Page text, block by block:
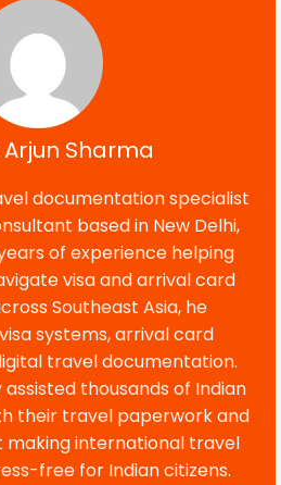
Sharma
documentation specialist
based in New Delhi,
of experience helping
visa and arrival card
Southeast Asia, he
systems, arrival card
travel documentation.
thousands of Indian
their travel paperwork and
making international travel
free for Indian citizens.